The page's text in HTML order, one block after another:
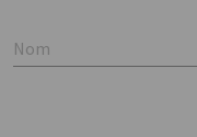
Nom